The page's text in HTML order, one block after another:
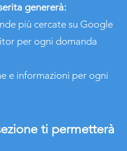
genererà:
più cercate su Google
per ogni domanda
e informazioni per ogni
ti permetterà